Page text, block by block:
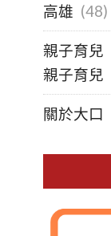
高雄 (48)
親子育兒
親子育兒
關於大口